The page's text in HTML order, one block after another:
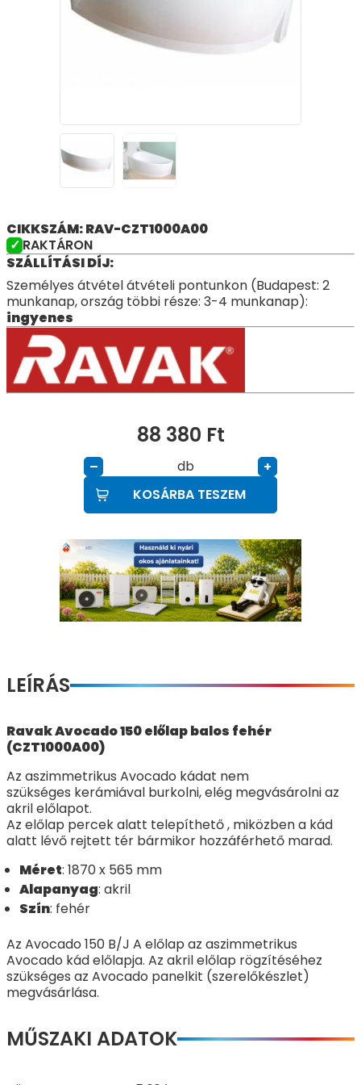
CIKKSZÁM: RAV-CZT1000A00
RAKTÁRON
SZÁLLÍTÁSI DÍJ:
Személyes átvétel átvételi pontunkon (Budapest: 2
munkanap, ország többi része: 3-4 munkanap):
ingyenes
88 380 Ft
– db
+
KOSÁRBA TESZEM
LEÍRÁS
Ravak Avocado 150 előlap balos fehér
(CZT1000A00)
Az aszimmetrikus Avocado kádat nem
szükséges kerámiával burkolni, elég megvásárolni az
akril előlapot.
Az előlap percek alatt telepíthető , miközben a kád
alatt lévő rejtett tér bármikor hozzáférhető marad.
Méret: 1870 x 565 mm
Alapanyag: akril
Szín: fehér
Az Avocado 150 B/J A előlap az aszimmetrikus
Avocado kád előlapja. Az akril előlap rögzítéséhez
szükséges az Avocado panelkit (szerelőkészlet)
megvásárlása.
MŰSZAKI ADATOK